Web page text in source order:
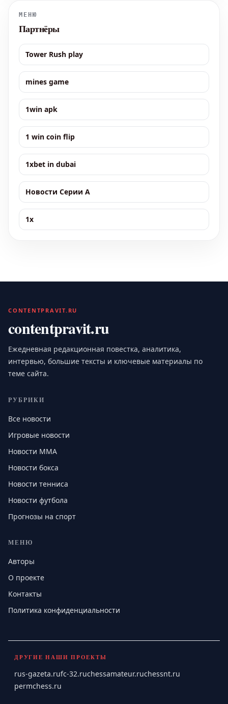
МЕНЮ
Партнёры
Tower Rush play
mines game
1win apk
1 win coin flip
1xbet in dubai
Новости Серии А
1x
CONTENTPRAVIT.RU
contentpravit.ru
Ежедневная редакционная повестка, аналитика,
интервью, большие тексты и ключевые материалы по
теме сайта.
РУБРИКИ
Все новости
Игровые новости
Новости MMA
Новости бокса
Новости тенниса
Новости футбола
Прогнозы на спорт
МЕНЮ
Авторы
О проекте
Контакты
Политика конфиденциальности
ДРУГИЕ НАШИ ПРОЕКТЫ
rus-gazeta.rufc-32.ruchessamateur.ruchessnt.ru
permchess.ru